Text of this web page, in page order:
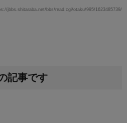
jbbs.shitaraba.net/bbs/read.cgi/otaku/995/1623485739/
記事です